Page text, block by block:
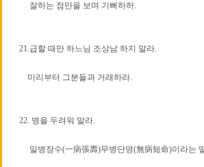
잘하는 점만을 보며 기뻐하하.
21.급할 때만 하느님 조상남 하지 말라.
미리부터 그분들과 거래하라.
22. 병을 두려워 말라.
일병장수(一病張壽)무병단명(無病短命)이라는